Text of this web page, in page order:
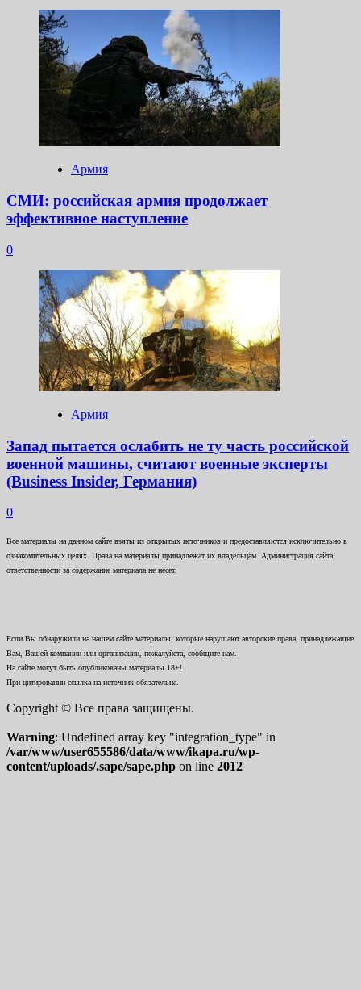
Армия
СМИ: российская армия продолжает
эффективное наступление
0
Армия
Запад пытается ослабить не ту часть российской
военной машины, считают военные эксперты
(Business Insider, Германия)
0
Все материалы на данном сайте взяты из открытых источников и предоставляются исключительно в
ознакомительных целях. Права на материалы принадлежат их владельцам. Администрация сайта
ответственности за содержание материала не несет.
Если Вы обнаружили на нашем сайте материалы, которые нарушают авторские права, принадлежащие
Вам, Вашей компании или организации, пожалуйста, сообщите нам.
На сайте могут быть опубликованы материалы 18+!
При цитировании ссылка на источник обязательна.
Copyright © Все права защищены.
Warning: Undefined array key "integration_type" in
/var/www/user655586/data/www/ikapa.ru/wp-
content/uploads/.sape/sape.php on line 2012